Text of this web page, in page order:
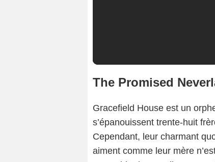
The Promised
Gracefield House est un
s’épanouissent trente-huit
Cependant, leur charmant
aiment comme leur mère